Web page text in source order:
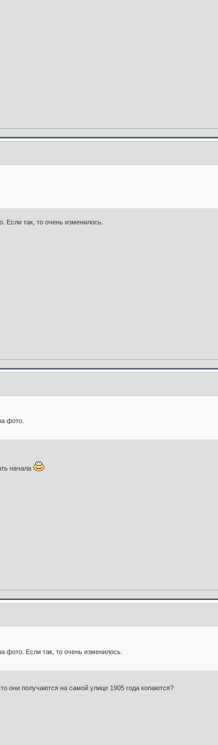
Если так, то очень изменилось.
фото.
начала
фото. Если так, то очень изменилось.
они получаются на самой улице 1905 года копаются?